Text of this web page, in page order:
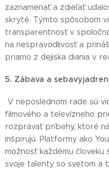
zaznamenať a zdieľať
skryté. Týmto spôsobom
transparentnosť v
na nespravodlivosť a
priamo z dejiska diania v
5. Zábava a
V neposlednom rade sú
filmového a televízneho
rozprávať príbehy, ktoré
inšpirujú. Platformy ako
možnosť každému
svoje talenty so svetom a